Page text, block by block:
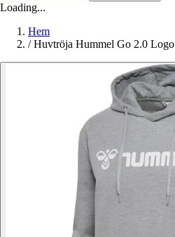
Loading...
Hem
/ Huvtröja Hummel Go 2.0 Logo